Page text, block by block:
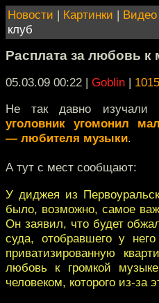
Новости | Картинки | Видео
клуб
Расплата за любовь к
05.03.09 00:22 | Goblin |
Не так давно изучали
уголовник угомонил
— любителя музыки.
А тут с мест сообщают:
У диджея из
было, возможно, самое
Он заявил, что будет
суда, отобравшего у
приватизированную
любовь к громкой
человеком, которого из-за